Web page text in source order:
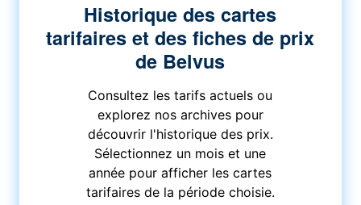
Historique des cartes
tarifaires et des fiches de prix
de Belvus
Consultez les tarifs actuels ou
explorez nos archives pour
découvrir l'historique des prix.
Sélectionnez un mois et une
année pour afficher les cartes
tarifaires de la période choisie.